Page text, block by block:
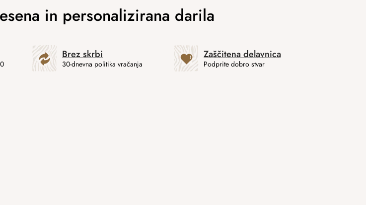
Brez skrbi
30-dnevna politika vračanja
Zaščitena delavnica
Podprite dobro stvar